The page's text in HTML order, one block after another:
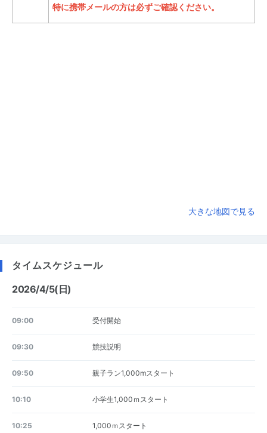
特に携帯メールの方は必ずご確認ください。
大きな地図で見る
タイムスケジュール
2026/4/5(日)
09:00 受付開始
09:30 競技説明
09:50 親子ラン1,000mスタート
10:10 小学生1,000ｍスタート
10:25 1,000ｍスタート